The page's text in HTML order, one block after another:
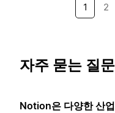
1 2
자주 묻는 질
Notion은 다양한 산